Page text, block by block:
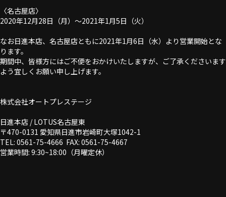
〈名古屋店〉
2020年12月28日（月）～2021年1月5日（火）
なお日進本店、名古屋店ともに2021年1月6日（水）より営業開始とな
ります。
期間中、皆様方にはご不便をおかけいたしますが、ご了承くださいます
よう宜しくお願い申し上げます。
株式会社オートプレステージ
日進本店 / LOTUS名古屋東
〒470-0131 愛知県日進市岩崎町大塚1042-1
TEL: 0561-75-4666 FAX: 0561-75-4667
営業時間: 9:30~18:00（月曜定休）